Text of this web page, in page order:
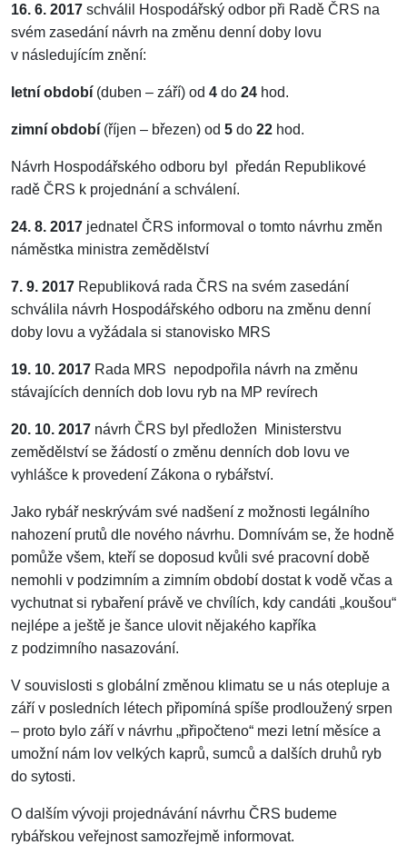
16. 6. 2017 schválil Hospodářský odbor při Radě ČRS na
svém zasedání návrh na změnu denní doby lovu
v následujícím znění:
letní období (duben – září) od 4 do 24 hod.
zimní období (říjen – březen) od 5 do 22 hod.
Návrh Hospodářského odboru byl předán Republikové
radě ČRS k projednání a schválení.
24. 8. 2017 jednatel ČRS informoval o tomto návrhu změn
náměstka ministra zemědělství
7. 9. 2017 Republiková rada ČRS na svém zasedání
schválila návrh Hospodářského odboru na změnu denní
doby lovu a vyžádala si stanovisko MRS
19. 10. 2017 Rada MRS nepodpořila návrh na změnu
stávajících denních dob lovu ryb na MP revírech
20. 10. 2017 návrh ČRS byl předložen Ministerstvu
zemědělství se žádostí o změnu denních dob lovu ve
vyhlášce k provedení Zákona o rybářství.
Jako rybář neskrývám své nadšení z možnosti legálního
nahození prutů dle nového návrhu. Domnívám se, že hodně
pomůže všem, kteří se doposud kvůli své pracovní době
nemohli v podzimním a zimním období dostat k vodě včas a
vychutnat si rybaření právě ve chvílích, kdy candáti „koušou“
nejlépe a ještě je šance ulovit nějakého kapříka
z podzimního nasazování.
V souvislosti s globální změnou klimatu se u nás otepluje a
září v posledních létech připomíná spíše prodloužený srpen
– proto bylo září v návrhu „připočteno“ mezi letní měsíce a
umožní nám lov velkých kaprů, sumců a dalších druhů ryb
do sytosti.
O dalším vývoji projednávání návrhu ČRS budeme
rybářskou veřejnost samozřejmě informovat.